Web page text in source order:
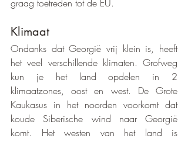
graag toetreden tot de EU.
Klimaat
Ondanks dat Georgië vrij klein is, heeft
het veel verschillende klimaten. Grofweg
kun je het land opdelen in 2
klimaatzones, oost en west. De Grote
Kaukasus in het noorden voorkomt dat
koude Siberische wind naar Georgië
komt. Het westen van het land is